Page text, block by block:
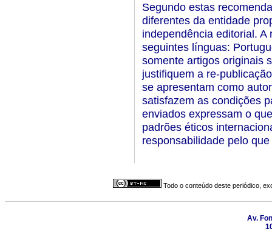
Segundo estas
diferentes da entidade
independência editorial.
seguintes línguas:
somente artigos originais
justifiquem a re-
se apresentam como
satisfazem as condições
enviados expressam o
padrões éticos
responsabilidade pelo
Todo o conteúdo deste periódico,
Av.